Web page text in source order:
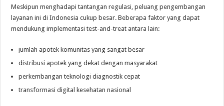
Meskipun menghadapi tantangan regulasi, peluang pengembangan
layanan ini di Indonesia cukup besar. Beberapa faktor yang dapat
mendukung implementasi test-and-treat antara lain:
jumlah apotek komunitas yang sangat besar
distribusi apotek yang dekat dengan masyarakat
perkembangan teknologi diagnostik cepat
transformasi digital kesehatan nasional